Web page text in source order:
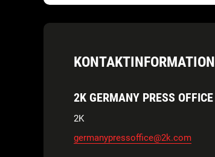
KONTAKTINFORMATION
2K GERMANY PRESS OFFICE
2K
germanypressoffice@2k.com